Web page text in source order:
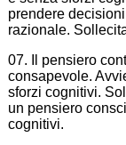
prendere
razionale.
07. Il pensiero
consapevole.
sforzi cognitivi.
un pensiero
cognitivi.